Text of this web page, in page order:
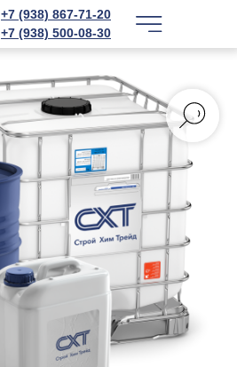
+7 (938) 867-71-20
+7 (938) 500-08-30